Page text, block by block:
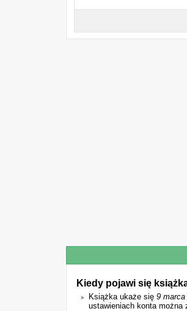
Kiedy pojawi się
Książka ukaże się 9 marca
ustawieniach konta można